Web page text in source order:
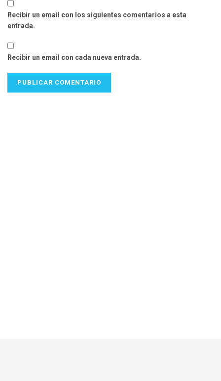
Recibir un email con los siguientes comentarios a esta
entrada.
Recibir un email con cada nueva entrada.